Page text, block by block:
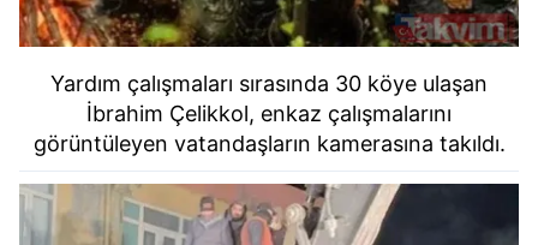
Yardım çalışmaları sırasında 30 köye ulaşan
İbrahim Çelikkol, enkaz çalışmalarını
görüntüleyen vatandaşların kamerasına takıldı.